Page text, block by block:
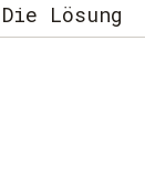
Die Lösung